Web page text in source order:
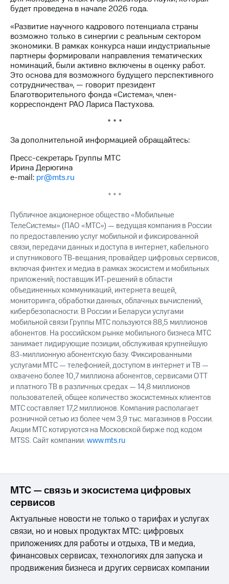
именных
Другое
Регистратор
Реквизиты
Контакты
развитие
деловая этика
На главную
будет проведена в начале 2026 года.
«Развитие научного кадрового потенциала страны
возможно только в синергии с реальным сектором
экономики. В рамках конкурса наши индустриальные
партнеры формировали направления тематических
номинаций, были активно включены в оценку работ.
Это основа для возможного будущего перспективного
сотрудничества», — говорит президент
Благотворительного фонда «Система», член-
корреспондент РАО Лариса Пастухова.
* * *
За дополнительной информацией обращайтесь:
Пресс-секретарь Группы МТС
Ирина Дерюгина
e-mail: pr@mts.ru
* * *
Публичное акционерное общество «Мобильные
ТелеСистемы» (ПАО «МТС») — ведущая компания в России
по предоставлению услуг мобильной и фиксированной
связи, передачи данных и доступа в интернет, кабельного
и спутникового ТВ-вещания; провайдер цифровых сервисов,
включая финтех и медиа в рамках экосистем и мобильных
приложений; поставщик ИТ-решений в области
объединенных коммуникаций, интернета вещей,
мониторинга, обработки данных, облачных вычислений,
кибербезопасности. В России и Беларуси услугами
мобильной связи Группы МТС пользуются 88,5 миллионов
абонентов. На российском рынке мобильного бизнеса МТС
занимает лидирующие позиции, обслуживая крупнейшую
83-миллионную абонентскую базу. Фиксированными
услугами МТС — телефонией, доступом в интернет и ТВ —
охвачено более 10,7 миллиона абонентов, сервисами OTT
и платного ТВ в различных средах — 14,8 миллионов
пользователей, общее количество экосистемных клиентов
МТС составляет 17,2 миллионов. Компания располагает
розничной сетью из более чем 3,9 тыс. магазинов в России.
Акции МТС котируются на Московской бирже под кодом
MTSS. Сайт компании:www.mts.ru
МТС — связь и экосистема цифровых
сервисов
Актуальные новости не только о тарифах и услугах
связи, но и новых продуктах МТС: цифровых
приложениях для работы и отдыха, ТВ и медиа,
финансовых сервисах, технологиях для запуска и
продвижения бизнеса и других сервисах компании